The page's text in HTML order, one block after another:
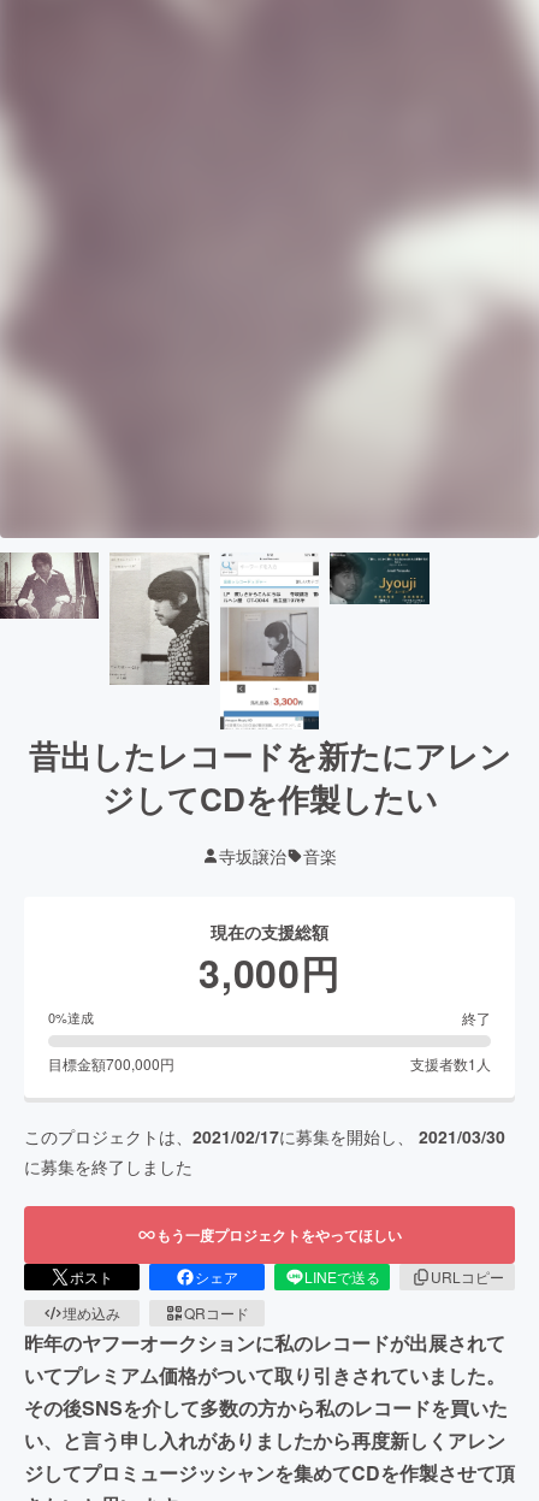
昔出したレコードを新たにアレン
ジしてCDを作製したい
寺坂譲治 音楽
現在の支援総額
3,000円
0%達成 終了
目標金額700,000円 支援者数1 人
このプロジェクトは、 2021/02/17に募集を開始し、 2021/03/30
に募集を終了しました
もう一度プロジェクトをやってほしい
ポスト シェア LINEで送る
URLコピー
埋め込み
QRコード
昨年のヤフーオークションに私のレコードが出展されて
いてプレミアム価格がついて取り引きされていました。
その後SNSを介して多数の方から私のレコードを買いた
い、と言う申し入れがありましたから再度新しくアレン
ジしてプロミュージッシャンを集めてCDを作製させて頂